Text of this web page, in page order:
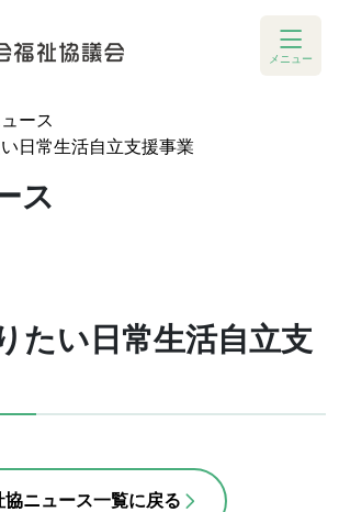
メニュー
ース
日常生活自立支援事業
ス
たい日常生活自立支
協ニュース一覧に戻る